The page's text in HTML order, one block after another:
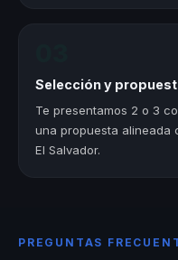
Selección y
Te presentamos 2 o 3
una propuesta alineada
El Salvador.
PREGUNTAS